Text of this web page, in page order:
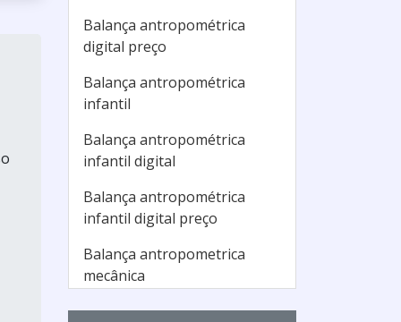
Balança antropométrica
digital preço
Balança antropométrica
infantil
Balança antropométrica
infantil digital
Balança antropométrica
infantil digital preço
Balança antropometrica
mecânica
Balança antropométrica